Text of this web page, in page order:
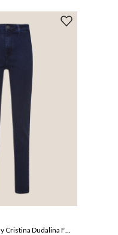
Calça Jeans Skinny Cristina Dudalina Feminina